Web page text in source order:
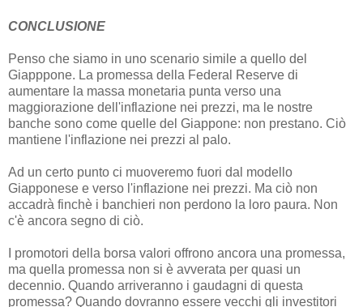
CONCLUSIONE
Penso che siamo in uno scenario simile a quello del
Giapppone. La promessa della Federal Reserve di
aumentare la massa monetaria punta verso una
maggiorazione dell'inflazione nei prezzi, ma le nostre
banche sono come quelle del Giappone: non prestano. Ciò
mantiene l'inflazione nei prezzi al palo.
Ad un certo punto ci muoveremo fuori dal modello
Giapponese e verso l'inflazione nei prezzi. Ma ciò non
accadrà finchè i banchieri non perdono la loro paura. Non
c'è ancora segno di ciò.
I promotori della borsa valori offrono ancora una promessa,
ma quella promessa non si è avverata per quasi un
decennio. Quando arriveranno i gaudagni di questa
promessa? Quando dovranno essere vecchi gli investitori